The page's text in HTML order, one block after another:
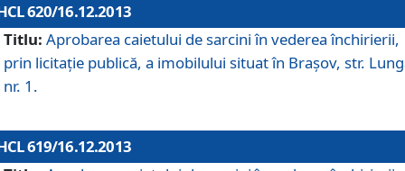
620/16.12.2013
Titlu: Aprobarea caietului de sarcini în vederea închirierii,
prin licitaţie publică, a imobilului situat în Braşov, str.
nr. 1.
619/16.12.2013